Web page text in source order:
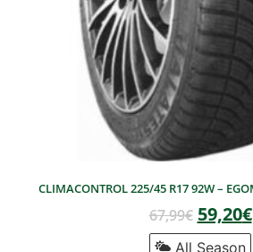
CLIMACONTROL 225/45 R17 92W –
67,99€ 59,20€
All Season